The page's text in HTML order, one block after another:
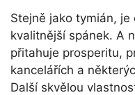
Stejně jako tymián,
kvalitnější spánek. A
přitahuje prosperitu,
kancelářích a
Další skvělou